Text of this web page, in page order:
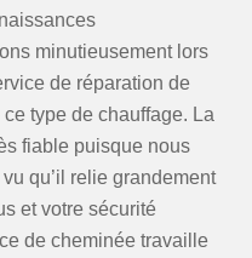
minutieusement lors
de réparation de
type de chauffage. La
fiable puisque nous
qu’il relie grandement
et votre sécurité
de cheminée travaille